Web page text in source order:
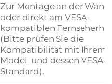
Zur Montage an der Wand
oder direkt am VESA-
kompatiblen
(Bitte prüfen Sie die
Kompatibilität mit Ihrem
Modell und dessen VESA-
Standard).